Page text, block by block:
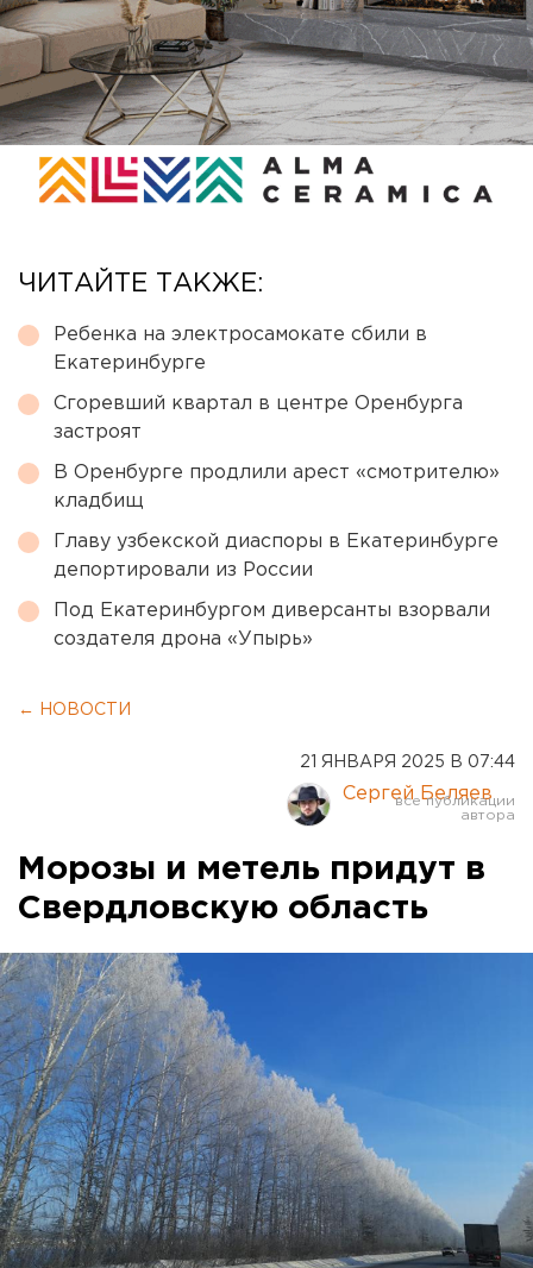
ЧИТАЙТЕ ТАКЖЕ:
Ребенка на электросамокате сбили в
Екатеринбурге
Сгоревший квартал в центре Оренбурга
застроят
В Оренбурге продлили арест «смотрителю»
кладбищ
Главу узбекской диаспоры в Екатеринбурге
депортировали из России
Под Екатеринбургом диверсанты взорвали
создателя дрона «Упырь»
← НОВОСТИ
21 ЯНВАРЯ 2025 В 07:44
Сергей Беляев
Морозы и метель придут в
Свердловскую область